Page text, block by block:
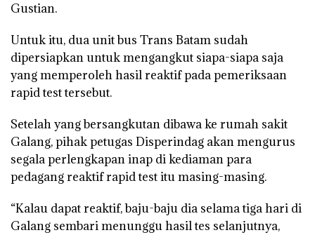
Gustian.
Untuk itu, dua unit bus Trans Batam sudah
dipersiapkan untuk mengangkut siapa-siapa saja
yang memperoleh hasil reaktif pada pemeriksaan
rapid test tersebut.
Setelah yang bersangkutan dibawa ke rumah sakit
Galang, pihak petugas Disperindag akan mengurus
segala perlengkapan inap di kediaman para
pedagang reaktif rapid test itu masing-masing.
“Kalau dapat reaktif, baju-baju dia selama tiga hari di
Galang sembari menunggu hasil tes selanjutnya,